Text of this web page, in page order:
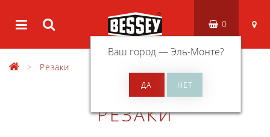
Ваш город —Эль-Монте?
0
Резаки
РЕЗАКИ